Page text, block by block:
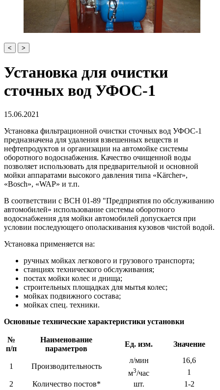
< >
Установка для очистки
сточных вод УФОС-1
15.06.2021
Установка фильтрационной очистки сточных вод УФОС-1
предназначена для удаления взвешенных веществ и
нефтепродуктов и организации на автомойке системы
оборотного водоснабжения. Качество очищенной воды
позволяет использовать для предварительной и основной
мойки аппаратами высокого давления типа «Kärcher»,
«Bosch», «WAP» и т.п.
В соответствии с ВСН 01-89 "Предприятия по обслуживанию
автомобилей» использование системы оборотного
водоснабжения для мойки автомобилей допускается при
условии последующего ополаскивания кузовов чистой водой.
Установка применяется на:
ручных мойках легкового и грузового транспорта;
станциях технического обслуживания;
постах мойки колес и днища;
строительных площадках для мытья колес;
мойках подвижного состава;
мойках спец. техники.
Основные технические характеристики установки
№
п/п
Наименование
параметров
Ед. изм. Значение
1 Производительность
л/мин
16,6
м3/час
1
2
Количество постов* шт.
1-2